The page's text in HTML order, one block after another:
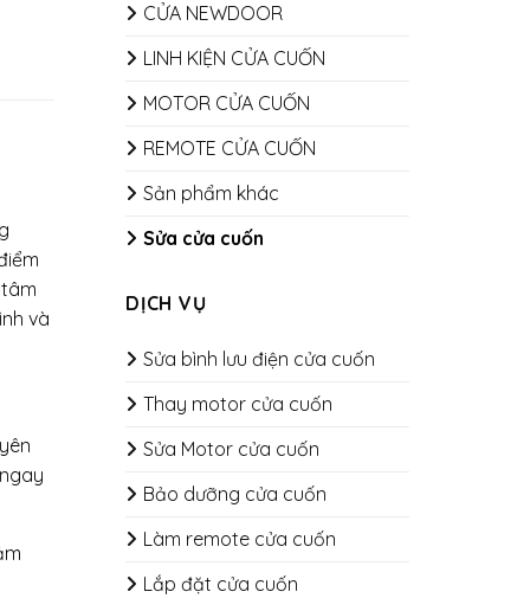
CỬA NEWDOOR
LINH KIỆN CỬA CUỐN
MOTOR CỬA CUỐN
REMOTE CỬA CUỐN
Sản phẩm khác
Sửa cửa cuốn
DỊCH VỤ
Sửa bình lưu điện cửa cuốn
Thay motor cửa cuốn
Sửa Motor cửa cuốn
Bảo dưỡng cửa cuốn
​​​​​​​Làm remote cửa cuốn
Lắp đặt cửa cuốn
và